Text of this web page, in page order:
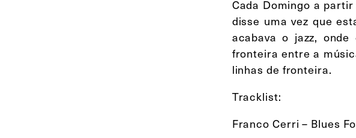
Cada Domingo a
disse uma vez que
acabava o jazz,
fronteira entre a
linhas de fronteira.
Tracklist:
Franco Cerri – Blues